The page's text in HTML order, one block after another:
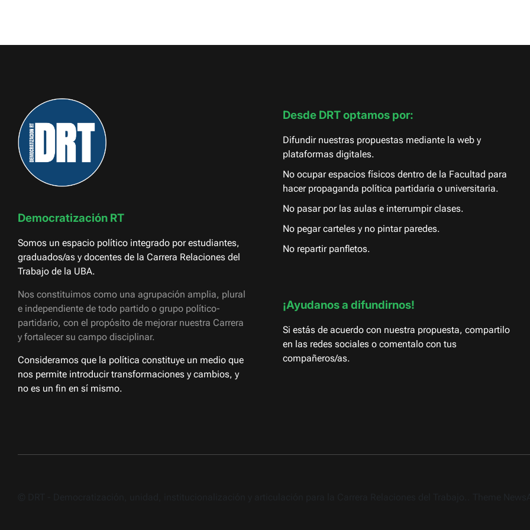
Democratización RT
Somos un espacio político integrado por estudiantes,
graduados/as y docentes de la Carrera Relaciones del
Trabajo de la UBA.
Nos constituimos como una agrupación amplia, plural
e independiente de todo partido o grupo político-
partidario, con el propósito de mejorar nuestra Carrera
y fortalecer su campo disciplinar.
Consideramos que la política constituye un medio que
nos permite introducir transformaciones y cambios, y
no es un fin en sí mismo.
Desde DRT optamos por:
Difundir nuestras propuestas mediante la web y
plataformas digitales.
No ocupar espacios físicos dentro de la Facultad para
hacer propaganda política partidaria o universitaria.
No pasar por las aulas e interrumpir clases.
No pegar carteles y no pintar paredes.
No repartir panfletos.
¡Ayudanos a difundirnos!
Si estás de acuerdo con nuestra propuesta, compartilo
en las redes sociales o comentalo con tus
compañeros/as.